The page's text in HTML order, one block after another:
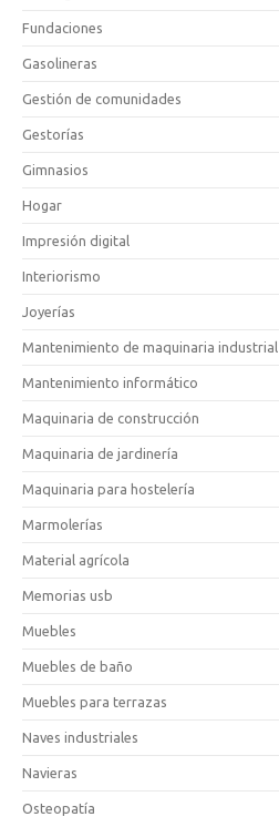
Fundaciones
Gasolineras
Gestión de comunidades
Gestorías
Gimnasios
Hogar
Impresión digital
Interiorismo
Joyerías
Mantenimiento de maquinaria industrial
Mantenimiento informático
Maquinaria de construcción
Maquinaria de jardinería
Maquinaria para hostelería
Marmolerías
Material agrícola
Memorias usb
Muebles
Muebles de baño
Muebles para terrazas
Naves industriales
Navieras
Osteopatía